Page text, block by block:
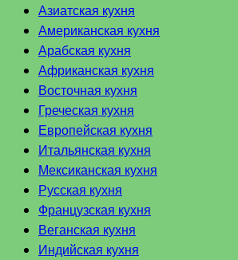
Азиатская кухня
Американская кухня
Арабская кухня
Африканская кухня
Восточная кухня
Греческая кухня
Европейская кухня
Итальянская кухня
Мексиканская кухня
Русская кухня
Французская кухня
Веганская кухня
Индийская кухня